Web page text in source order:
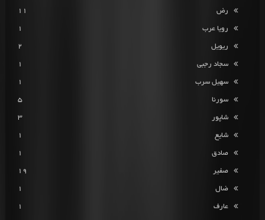
رض 11
رویا عرب 1
ریویل 2
سجاد رجبی 1
سهیل سرب 1
سورنا 5
شاپور 3
شایع 1
صادق 1
صفیر 19
ضال 1
عارف 1